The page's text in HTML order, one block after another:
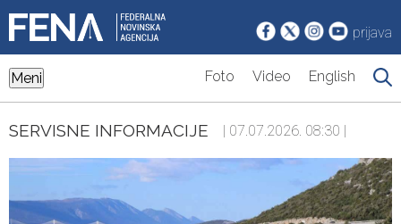
prijava
Meni Foto Video English
SERVISNE INFORMACIJE | 07.07.2026. 08:30 |